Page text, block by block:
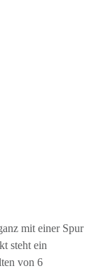
mit einer Spur
steht ein
von 6